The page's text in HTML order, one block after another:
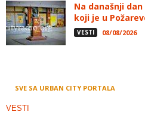
Na današnji
koji je u
VESTI 08/08/2026
SVE SA URBAN CITY PORTALA
VESTI